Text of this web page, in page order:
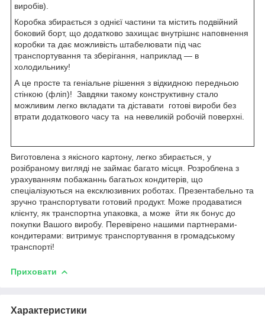
виробів).
Коробка збирається з однієї частини та містить подвійний
боковий борт, що додатково захищає внутрішнє наповнення
коробки та дає можливість штабелювати під час
транспортування та зберігання, наприклад ― в
холодильнику!
А це просте та геніальне рішення з відкидною передньою
стінкою (фліп)! Завдяки такому конструктивну стало
можливим легко вкладати та діставати готові вироби без
втрати додаткового часу та на невеликій робочій поверхні.
Виготовлена з якісного картону, легко збирається, у
розібраному вигляді не займає багато місця. Розроблена з
урахуванням побажаннь багатьох кондитерів, що
спеціалізуються на ексклюзивних роботах. Презентабельно та
зручно транспортувати готовий продукт. Може продаватися
клієнту, як транспортна упаковка, а може йти як бонус до
покупки Вашого виробу. Перевірено нашими партнерами-
кондитерами: витримує транспортування в громадському
транспорті!
Приховати
Характеристики